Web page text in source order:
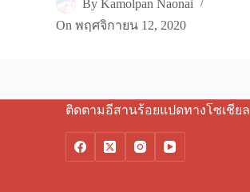
By Kamolpan Naonai
On พฤศจิกายน 12, 2020
ติดตามอีสานร้อยแปดทางโซเชียล